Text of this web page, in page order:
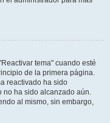
tema" cuando esté
de la primera página.
reactivado ha sido
no ha sido alcanzado aún.
al mismo, sin embargo,